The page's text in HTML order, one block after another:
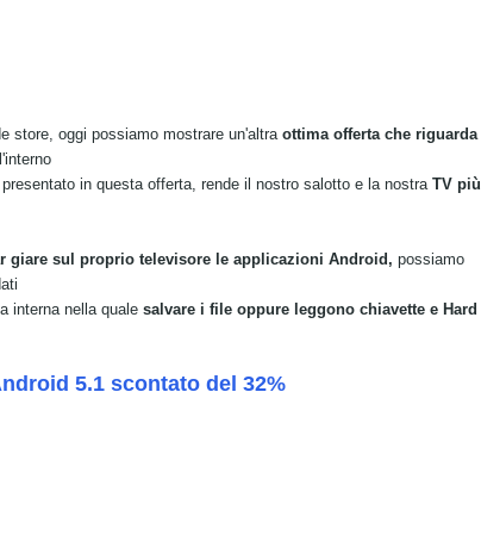
store, oggi possiamo mostrare un'altraottima offerta che riguarda
in questa offerta, rende il nostro salotto e la nostraTV più
giare sul proprio televisore le applicazioni Android, possiamo
interna nella quale salvare i file oppure leggono chiavette e Hard
5.1 scontato del 32%